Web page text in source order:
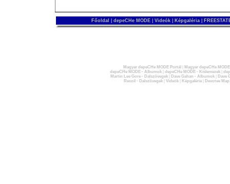
Főoldal depeCHe MODE Videók Képgaléria
Magyar depeCHe MODE Portál
Magyar depeCHe
depeCHe MODE - Albumok| depeCHe MODE - Kislemezek|
Martin Lee Gore - Dalszövegek| Dave Gahan - Albumok|
Dave
Recoil - Dalszövegek| Videók| Képgaléria| Devotee Map